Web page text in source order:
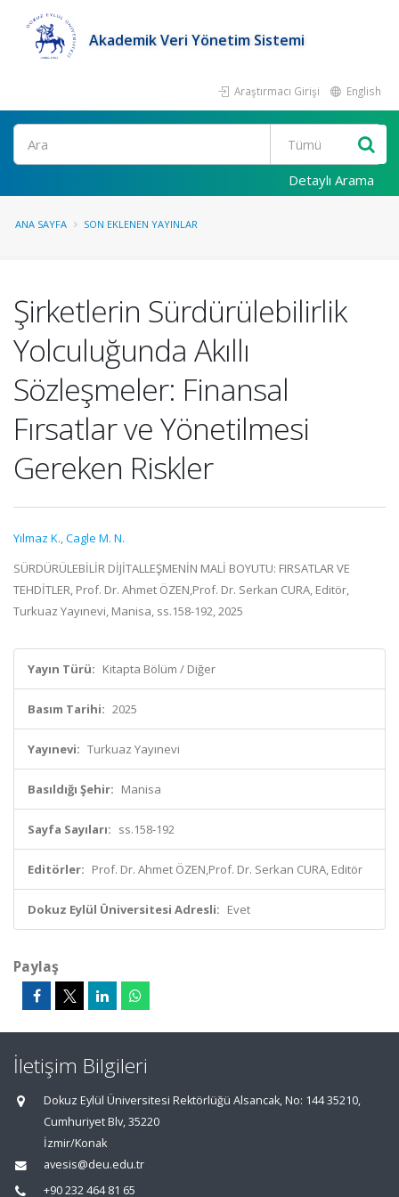
Akademik Veri Yönetim Sistemi
Araştırmacı Girişi English
Ara
Detaylı Arama
ANA SAYFA SON EKLENEN YAYINLAR
Şirketlerin Sürdürülebilirlik
Yolculuğunda Akıllı
Sözleşmeler: Finansal
Fırsatlar ve Yönetilmesi
Gereken Riskler
Yılmaz K.,Cagle M. N.
SÜRDÜRÜLEBİLİR DİJİTALLEŞMENİN MALİ BOYUTU: FIRSATLAR VE
TEHDİTLER, Prof. Dr. Ahmet ÖZEN,Prof. Dr. Serkan CURA, Editör,
Turkuaz Yayınevi, Manisa, ss.158-192, 2025
Yayın Türü: Kitapta Bölüm / Diğer
Basım Tarihi: 2025
Yayınevi: Turkuaz Yayınevi
Basıldığı Şehir: Manisa
Sayfa Sayıları: ss.158-192
Editörler: Prof. Dr. Ahmet ÖZEN,Prof. Dr. Serkan CURA, Editör
Dokuz Eylül Üniversitesi Adresli: Evet
Paylaş
İletişim Bilgileri
Dokuz Eylül Üniversitesi Rektörlüğü Alsancak, No: 144 35210,
Cumhuriyet Blv, 35220
İzmir/Konak
avesis@deu.edu.tr
+90 232 464 81 65